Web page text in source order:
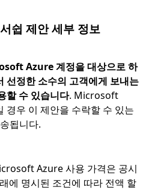
쉽 제안 세부 정보
Azure 계정을 대상으로 하
정한 소수의 고객에게 보내는
할 수 있습니다. Microsoft
경우 이 제안을 수락할 수 있는
됩니다.
Azure 사용 가격은 공시
에 명시된 조건에 따라 전액 할